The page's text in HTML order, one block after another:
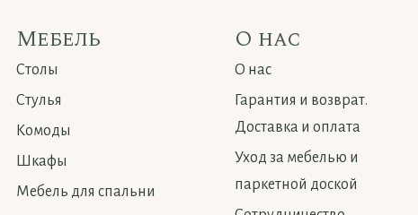
Мебель
Столы
Стулья
Комоды
Шкафы
Мебель для спальни
О нас
О нас
Гарантия и возврат.
Доставка и оплата
Уход за мебелью и
паркетной доской